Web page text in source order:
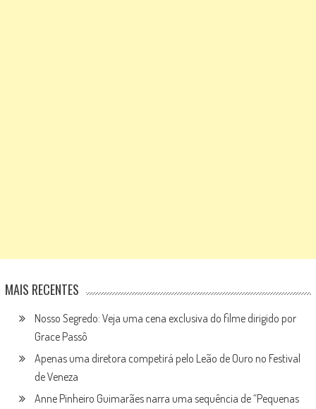
MAIS RECENTES
Nosso Segredo: Veja uma cena exclusiva do filme dirigido por
Grace Passô
Apenas uma diretora competirá pelo Leão de Ouro no Festival
de Veneza
Anne Pinheiro Guimarães narra uma sequência de “Pequenas